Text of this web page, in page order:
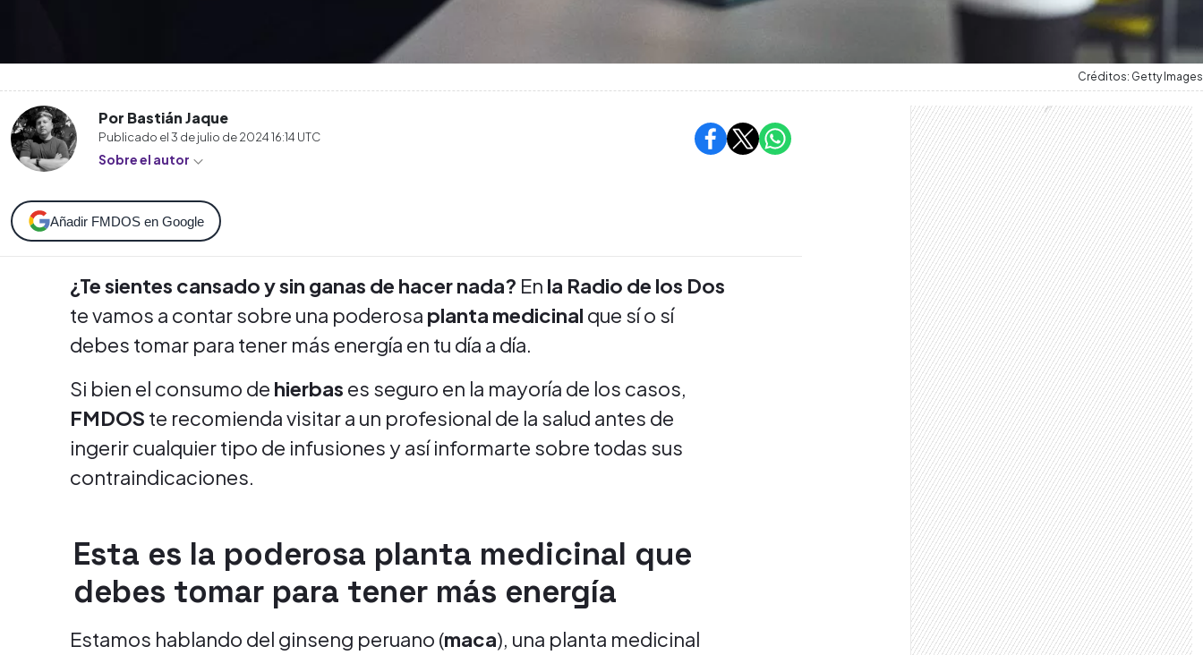
Créditos: Getty Images
Por Bastián Jaque
Publicado el3 de julio de 2024 16:14 UTC
Sobre el autor
Añadir FMDOS en Google
¿Te sientes cansado y sin ganas de hacer nada? En la Radio de los Dos
te vamos a contar sobre una poderosa planta medicinal que sí o sí
debes tomar para tener más energía en tu día a día.
Si bien el consumo de hierbas es seguro en la mayoría de los casos,
FMDOS te recomienda visitar a un profesional de la salud antes de
ingerir cualquier tipo de infusiones y así informarte sobre todas sus
contraindicaciones.
Esta es la poderosa planta medicinal que
debes tomar para tener más energía
Estamos hablando del ginseng peruano (maca), una planta medicinal